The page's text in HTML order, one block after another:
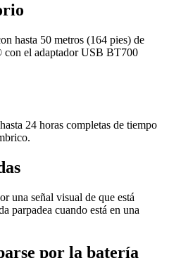
hasta 50 metros (164 pies) de
el adaptador USB BT700
24 horas completas de tiempo
una señal visual de que está
parpadea cuando está en una
por la batería